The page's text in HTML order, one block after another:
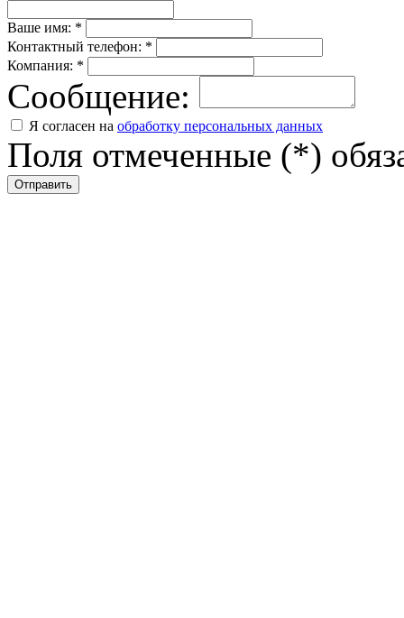
Ваше имя: *
Контактный телефон: *
Компания: *
Сообщение:
Я согласен на обработку персональных данных
Поля отмеченные (*)
Отправить